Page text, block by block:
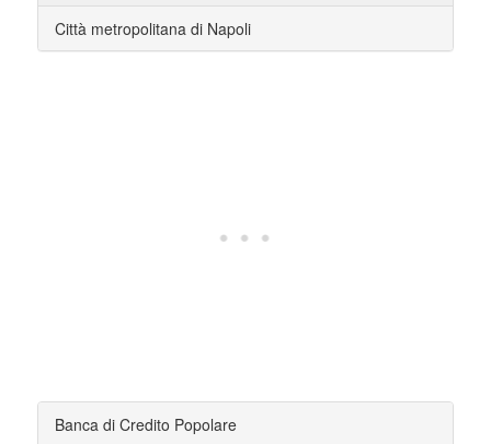
Città metropolitana di Napoli
Banca di Credito Popolare